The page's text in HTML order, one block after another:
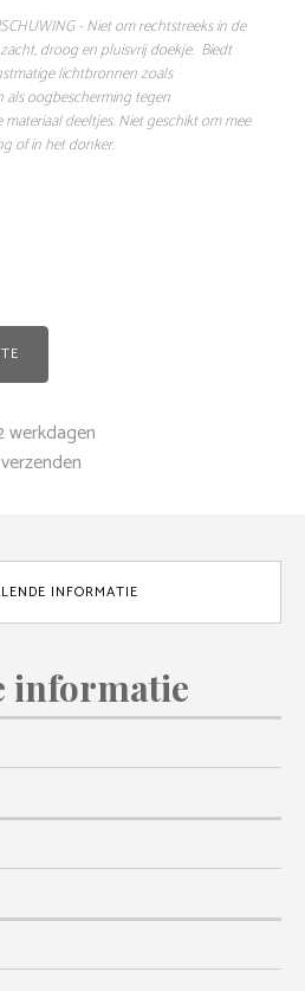
- Niet om rechtstreeks in de
droog en pluisvrij doekje. Biedt
lichtbronnen zoals
oogbescherming tegen
deeltjes. Niet geschikt om mee
of in het donker.
werkdagen
INFORMATIE
informatie